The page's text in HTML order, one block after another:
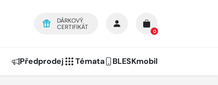
DÁRKOVÝ
CERTIFIKÁT
0
Předprodej Témata BLESKmobil